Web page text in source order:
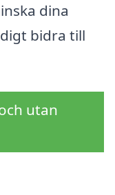
dina
bidra till
utan